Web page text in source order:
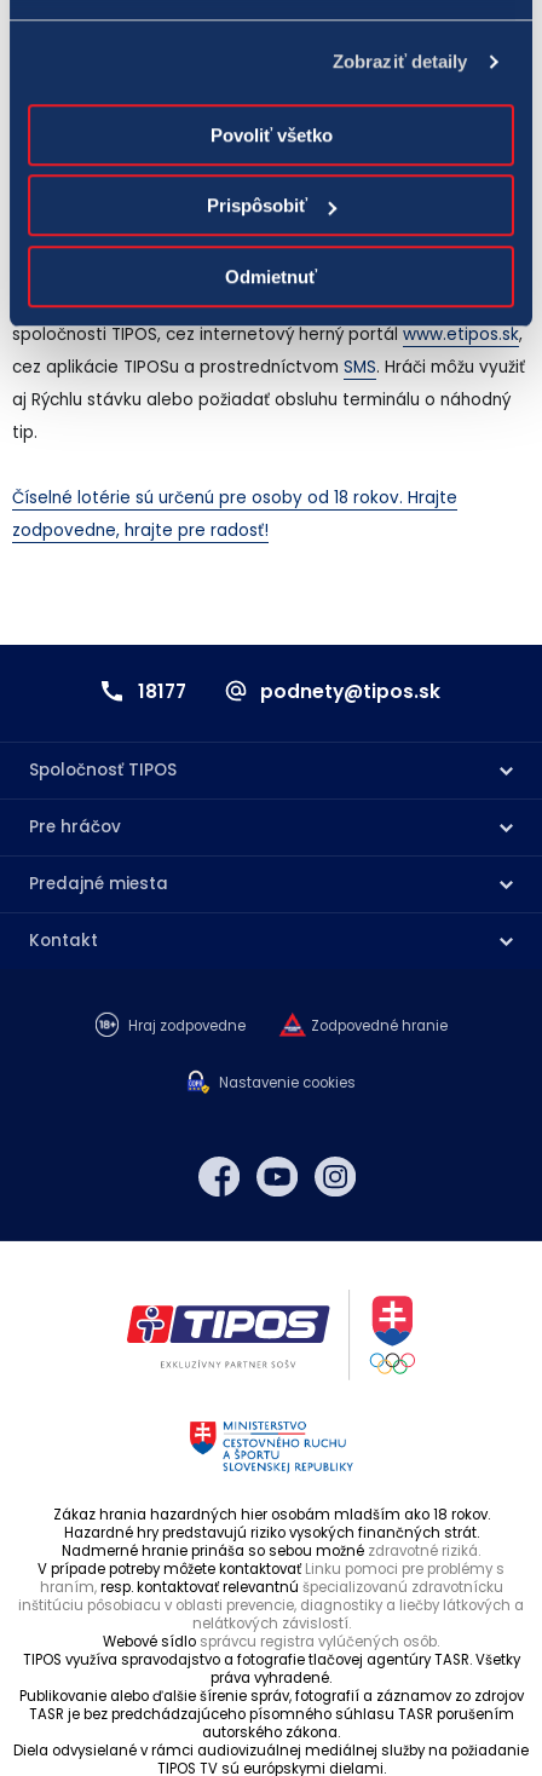
Zobraziť detaily
Povoliť všetko
Prispôsobiť
Odmietnuť
úrovni 10 000 000 eur. V sobotu TIPOS žrebuje výherné čísla
preEuromiliónya maximálna výhra je vo výške 6 553 483 eur. V
nedeľu je už tradične žrebovanie obľúbenej hry LOTO, v ktorej
sa hrá o pol milióna eur a hryLOTO 5 z 35, kde jackpot
dosahuje úroveň vyše 77-tisíc eur.
Stávky je možné uzatvoriť cez všetky kanály -
prostredníctvom terminálov na predajných miestach
spoločnosti TIPOS, cez internetový herný portálwww.etipos.sk,
cez aplikácie TIPOSu a prostredníctvom SMS. Hráči môžu využiť
aj Rýchlu stávku alebo požiadať obsluhu terminálu o náhodný
tip.
Číselné lotérie sú určenú pre osoby od 18 rokov. Hrajte
zodpovedne, hrajte pre radosť!
18177 podnety@tipos.sk
Spoločnosť TIPOS
Pre hráčov
Predajné miesta
Kontakt
Hraj zodpovedne Zodpovedné hranie
Nastavenie cookies
Zákaz hrania hazardných hier osobám mladším ako 18 rokov.
Hazardné hry predstavujú riziko vysokých finančných strát.
Nadmerné hranie prináša so sebou možné zdravotné riziká.
V prípade potreby môžete kontaktovaťLinku pomoci pre problémy s
hraním,resp. kontaktovať relevantnú špecializovanú zdravotnícku
inštitúciu pôsobiacu v oblasti prevencie, diagnostiky a liečby látkových a
nelátkových závislostí.
Webové sídlo správcu registra vylúčených osôb.
TIPOS využíva spravodajstvo a fotografie tlačovej agentúry TASR. Všetky
práva vyhradené.
Publikovanie alebo ďalšie šírenie správ, fotografií a záznamov zo zdrojov
TASR je bez predchádzajúceho písomného súhlasu TASR porušením
autorského zákona.
Diela odvysielané v rámci audiovizuálnej mediálnej služby na požiadanie
TIPOS TV sú európskymi dielami.